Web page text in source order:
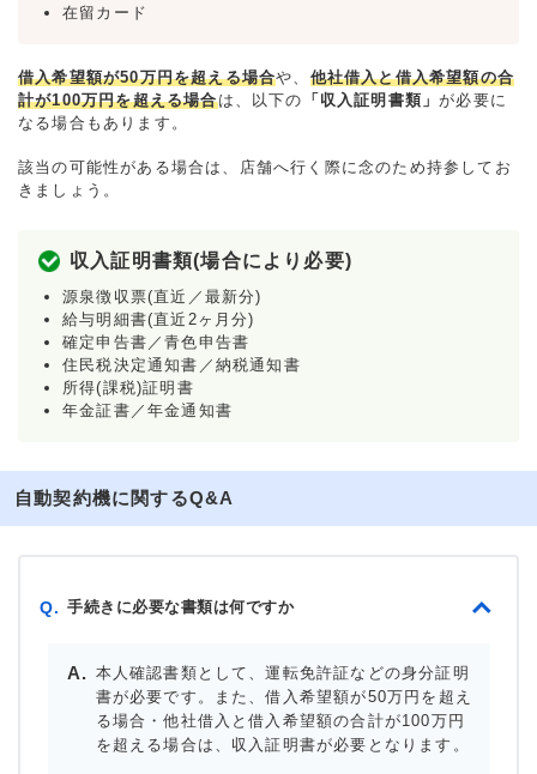
在留カード
借入希望額が50万円を超える場合や、 他社借入と借入希望額の合
計が100万円を超える場合は、以下の 「収入証明書類」が必要に
なる場合もあります。
該当の可能性がある場合は、店舗へ行く際に念のため持参してお
きましょう。
収入証明書類(場合により必要)
源泉徴収票(直近／最新分)
給与明細書(直近2ヶ月分)
確定申告書／青色申告書
住民税決定通知書／納税通知書
所得(課税)証明書
年金証書／年金通知書
自動契約機に関するQ&A
Q. 手続きに必要な書類は何ですか
本人確認書類として、運転免許証などの身分証明
書が必要です。また、借入希望額が50万円を超え
る場合・他社借入と借入希望額の合計が100万円
を超える場合は、収入証明書が必要となります。